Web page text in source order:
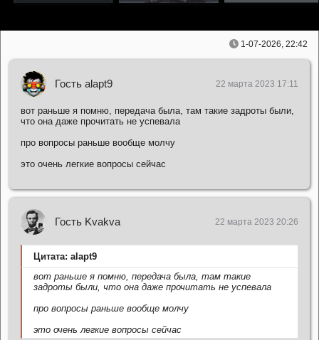
1-07-2026, 22:42
Гость alapt9 22 марта 2023 17:11
вот раньше я помню, передача была, там такие задроты были,
что она даже прочитать не успевала
про вопросы раньше вообще молчу
это очень легкие вопросы сейчас
Гость Kvakva 22 марта 2023 20:26
Цитата: alapt9
вот раньше я помню, передача была, там такие
задроты были, что она даже прочитать не успевала
про вопросы раньше вообще молчу
это очень легкие вопросы сейчас